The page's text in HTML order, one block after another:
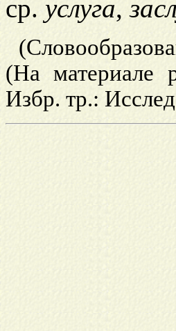
ср. услуга,
(На материале
Избр. тр.: